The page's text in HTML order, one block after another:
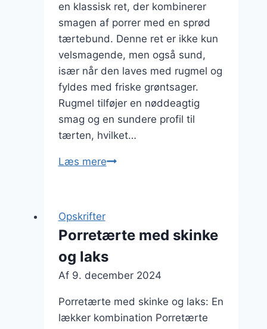
en klassisk ret, der kombinerer
smagen af porrer med en sprød
tærtebund. Denne ret er ikke kun
velsmagende, men også sund,
især når den laves med rugmel og
fyldes med friske grøntsager.
Rugmel tilføjer en nøddeagtig
smag og en sundere profil til
tærten, hvilket…
Læs merePorretærte
til
sundhed
Opskrifter
Porretærte med skinke
og laks
Af 9. december 2024
Porretærte med skinke og laks: En
lækker kombination Porretærte